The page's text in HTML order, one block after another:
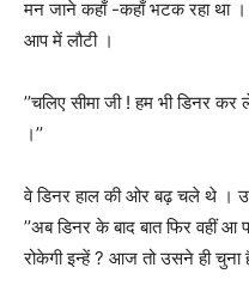
मन जाने कहाँ -कहाँ भटक रहा था ।
आप में लौटी ।
’’चलिए सीमा जी ! हम भी डिनर
।’’
वे डिनर हाल की ओर बढ़ चले थे ।
’’अब डिनर के बाद बात फिर वहीं आ
रोकेगी इन्हें? आज तो उसने ही चुना